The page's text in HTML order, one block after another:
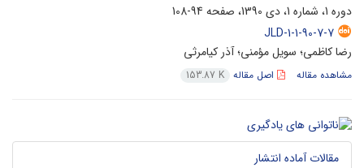
دوره 1، شماره 1، دی 1390، صفحه
94-108
JLD-1-1-90-7-7
رضا کاظمی؛ سویل مؤمنی؛ آذر کیامرثی
مشاهده مقاله اصل مقاله 153.87 K
مقالات آماده انتشار